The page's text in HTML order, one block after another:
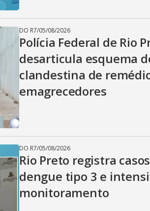
DO R7/05/08/2026
Polícia Federal de Rio
desarticula esquema
clandestina de
emagrecedores
DO R7/05/08/2026
Rio Preto registra
dengue tipo 3 e
monitoramento